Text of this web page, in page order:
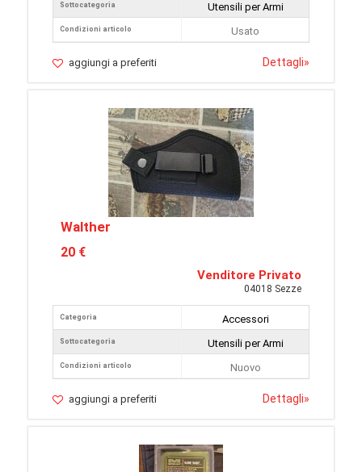
Sottocategoria
Condizioni articolo
Utensili per Armi
Usato
aggiungi a preferiti Dettagli»
Walther
20 €
Venditore Privato
04018 Sezze
Categoria
Sottocategoria
Condizioni articolo
Accessori
Utensili per Armi
Nuovo
aggiungi a preferiti Dettagli»